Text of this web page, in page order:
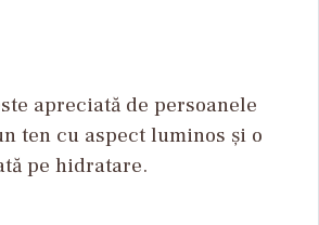
apreciată de persoanele
ten cu aspect luminos și o
pe hidratare.